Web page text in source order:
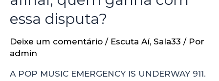
essa disputa?
Deixe um comentário / Escuta Aí, Sala33 / Por
admin
A POP MUSIC EMERGENCY IS UNDERWAY 911.